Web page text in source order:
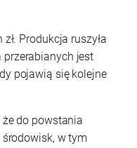
Produkcja ruszyła
przerabianych jest
pojawią się kolejne
że do powstania
w tym